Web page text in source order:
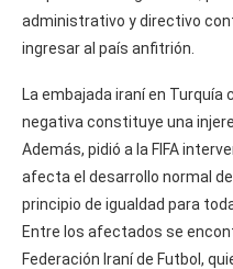
administrativo y directivo
ingresar al país anfitrión.
La embajada iraní en Turquía
negativa constituye una
Además, pidió a la FIFA
afecta el desarrollo normal
principio de igualdad para
Entre los afectados se
Federación Iraní de Futbol,